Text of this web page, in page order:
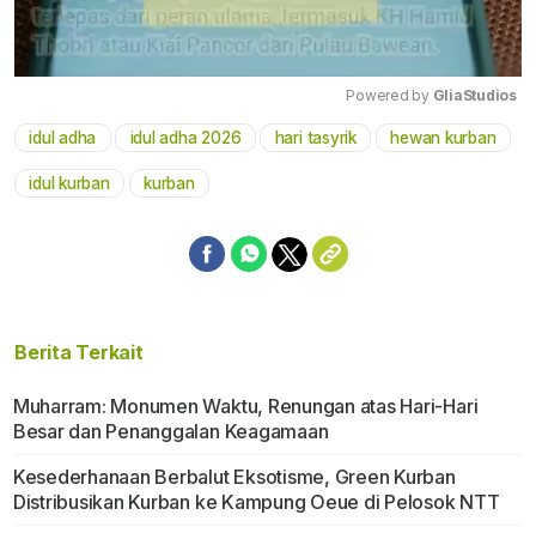
Mute
Powered by GliaStudios
idul adha idul adha 2026 hari tasyrik hewan kurban
idul kurban kurban
Berita Terkait
Muharram: Monumen Waktu, Renungan atas Hari-Hari
Besar dan Penanggalan Keagamaan
Kesederhanaan Berbalut Eksotisme, Green Kurban
Distribusikan Kurban ke Kampung Oeue di Pelosok NTT